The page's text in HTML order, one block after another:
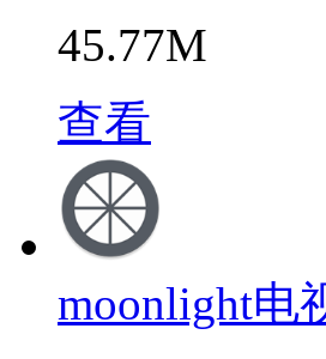
45.77M
查看
moonlight电